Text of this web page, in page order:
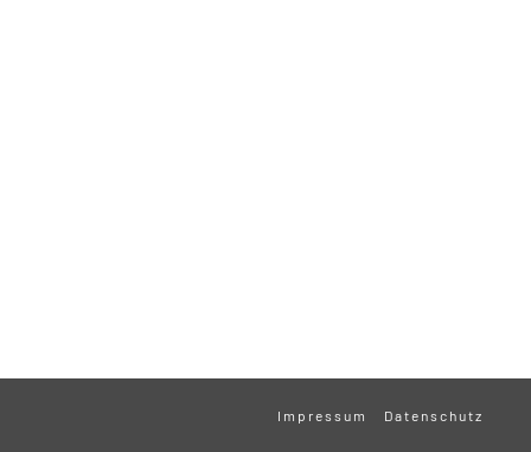
Impressum Datenschutz